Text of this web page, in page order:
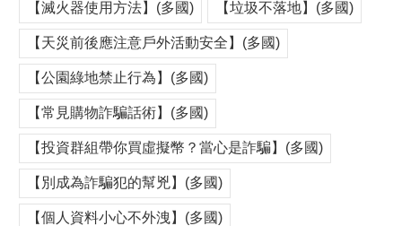
【滅火器使用方法】(多國) 【垃圾不落地】(多國)
【天災前後應注意戶外活動安全】(多國)
【公園綠地禁止行為】(多國)
【常見購物詐騙話術】(多國)
【投資群組帶你買虛擬幣？當心是詐騙】(多國)
【別成為詐騙犯的幫兇】(多國)
【個人資料小心不外洩】(多國)